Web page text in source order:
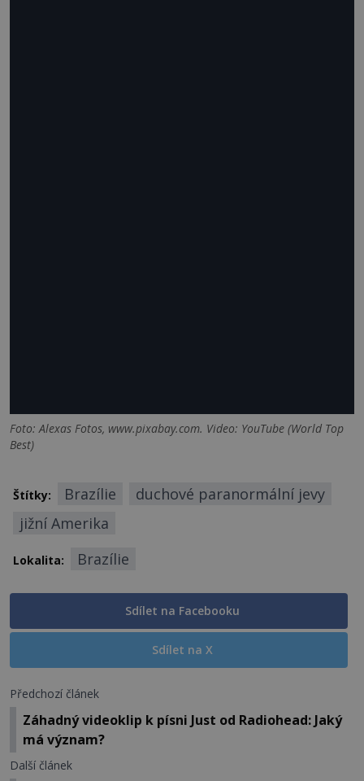
Foto: Alexas Fotos, www.pixabay.com. Video: YouTube (World Top
Best)
Štítky: Brazílie
duchové paranormální jevy
jižní Amerika
Lokalita: Brazílie
Sdílet na Facebooku
Sdílet na X
Předchozí článek
Záhadný videoklip k písni Just od Radiohead: Jaký
má význam?
Další článek